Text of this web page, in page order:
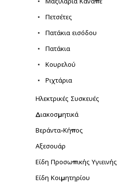
Πετσέτες
Πατάκια εισόδου
Πατάκια
Κουρελού
Ριχτάρια
Ηλεκτρικές Συσκευές
Διακοσμητικά
Βεράντα-Κήπος
Αξεσουάρ
Είδη Προσωπικής Υγιεινής
Είδη Κοιμητηρίου